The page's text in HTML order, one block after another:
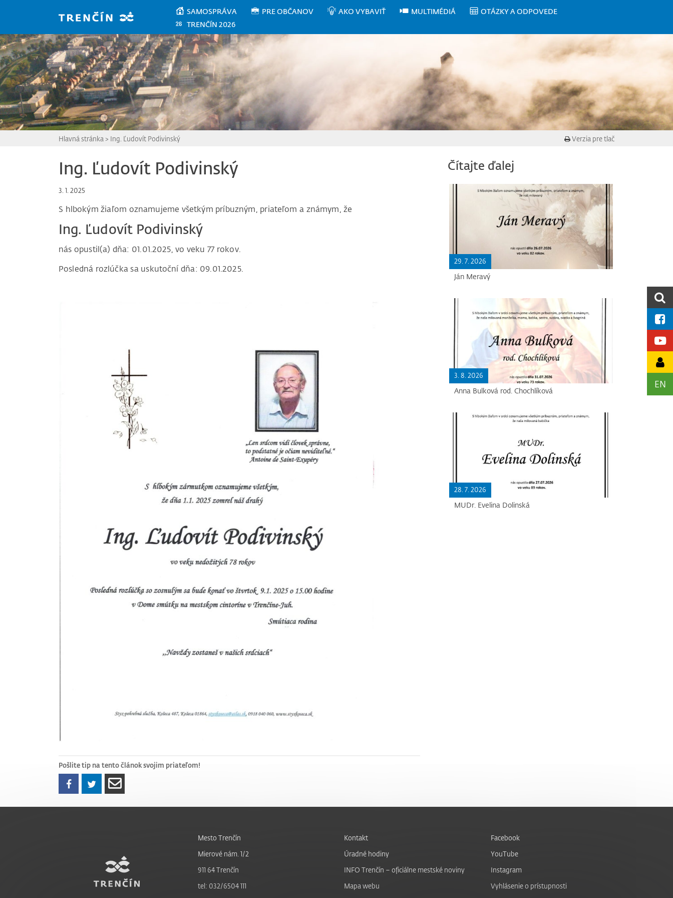
SAMOSPRÁVA PRE OBČANOV AKO VYBAVIŤ MULTIMÉDIÁ
OTÁZKY A ODPOVEDE
TRENČÍN 2026
EN
Hlavná stránka > Ing. Ľudovít Podivinský Verzia pre tlač
Ing. Ľudovít Podivinský
3. 1. 2025
S hlbokým žiaľom oznamujeme všetkým príbuzným, priateľom a známym, že
Ing. Ľudovít Podivinský
nás opustil(a) dňa: 01.01.2025, vo veku 77 rokov.
Posledná rozlúčka sa uskutoční dňa: 09.01.2025.
Pošlite tip na tento článok svojim priateľom!
Čítajte ďalej
29. 7. 2026
Ján Meravý
3. 8. 2026
Anna Bulková rod. Chochlíková
28. 7. 2026
MUDr. Evelina Dolinská
Mesto Trenčín
Mierové nám. 1/2
911 64 Trenčín
tel: 032/6504 111
Kontakt
Úradné hodiny
INFO Trenčín – oficiálne mestské noviny
Mapa webu
Facebook
YouTube
Instagram
Vyhlásenie o prístupnosti